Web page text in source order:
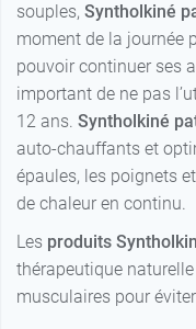
souples, Syntholkiné
moment de la journée
pouvoir continuer ses
important de ne pas
12 ans. Syntholkiné
auto-chauffants et
épaules, les poignets
de chaleur en continu.
Les produits
thérapeutique
musculaires pour